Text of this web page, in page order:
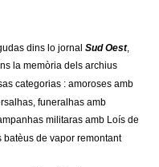
dins lo jornal Sud Oest,
la memòria dels archius
categorias : amoroses amb
funeralhas amb
militaras amb Loís de
batèus de vapor remontant